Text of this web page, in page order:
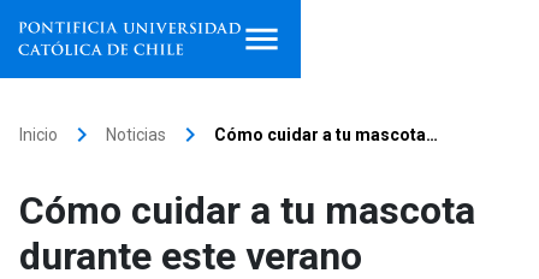
Facultades, escuelas e
institutos
Inicio keyboard_arrow_right Noticias keyboard_arrow_right Cómo cuidar a tu mascota…
Cómo cuidar a tu mascota
durante este verano